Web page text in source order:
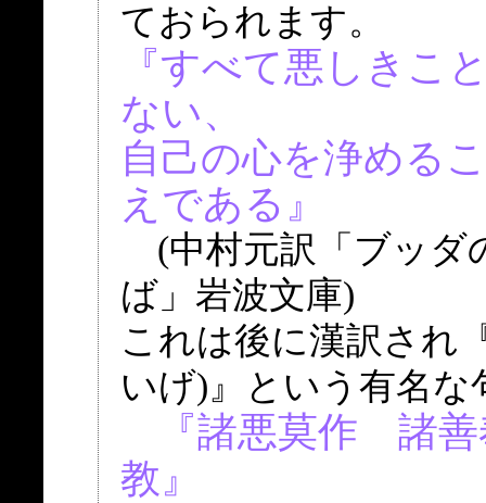
ておられます。
『すべて悪しきこ
ない、
自己の心を浄める
えである』
(中村元訳「ブッダ
ば」岩波文庫)
これは後に漢訳され
いげ)』という有名
『諸悪莫作 諸
教』